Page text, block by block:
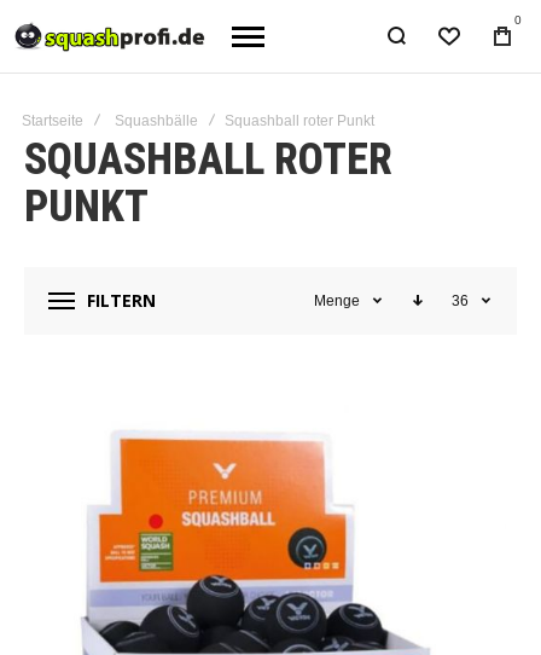
0
Startseite Squashbälle Squashball roter Punkt
SQUASHBALL ROTER
PUNKT
FILTERN Menge 36